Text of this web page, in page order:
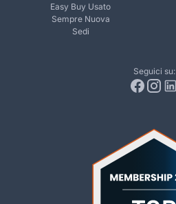
Easy Buy Usato
Sempre Nuova
Sedi
Seguici su: